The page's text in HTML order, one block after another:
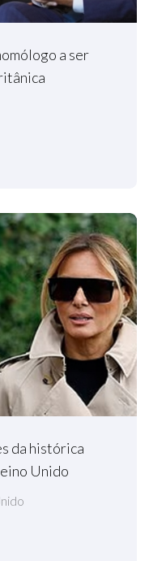
a ser
da histórica
Unido